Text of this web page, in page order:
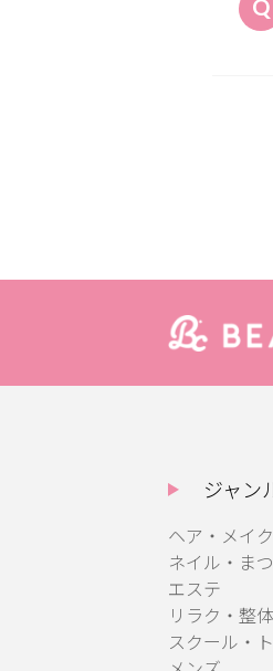
ジャン
ヘア・メイク
ネイル・ま
エステ
リラク・整体
スクール・